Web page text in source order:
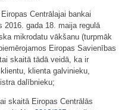
Centrālajai bankai
2016. gada 18. maija regulā
mikrodatu vākšanu (turpmāk
Eiropas Savienības
skaitā tādā veidā, ka ir
klienta galvinieku,
dalībnieku;
skaitā Eiropas Centrālās